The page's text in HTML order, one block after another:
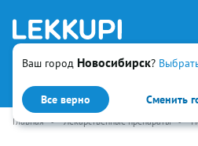
Ваш город Новосибирск?
Все верно Сменить
Искать
Главная • Лекарственные препараты •